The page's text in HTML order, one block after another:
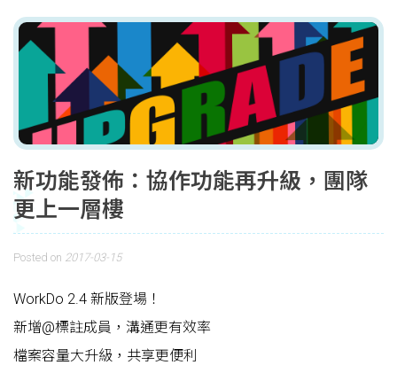
新功能發佈：協作功能再升級，團隊
更上一層樓
Posted on 2017-03-15
WorkDo 2.4 新版登場！
新增@標註成員，溝通更有效率
檔案容量大升級，共享更便利